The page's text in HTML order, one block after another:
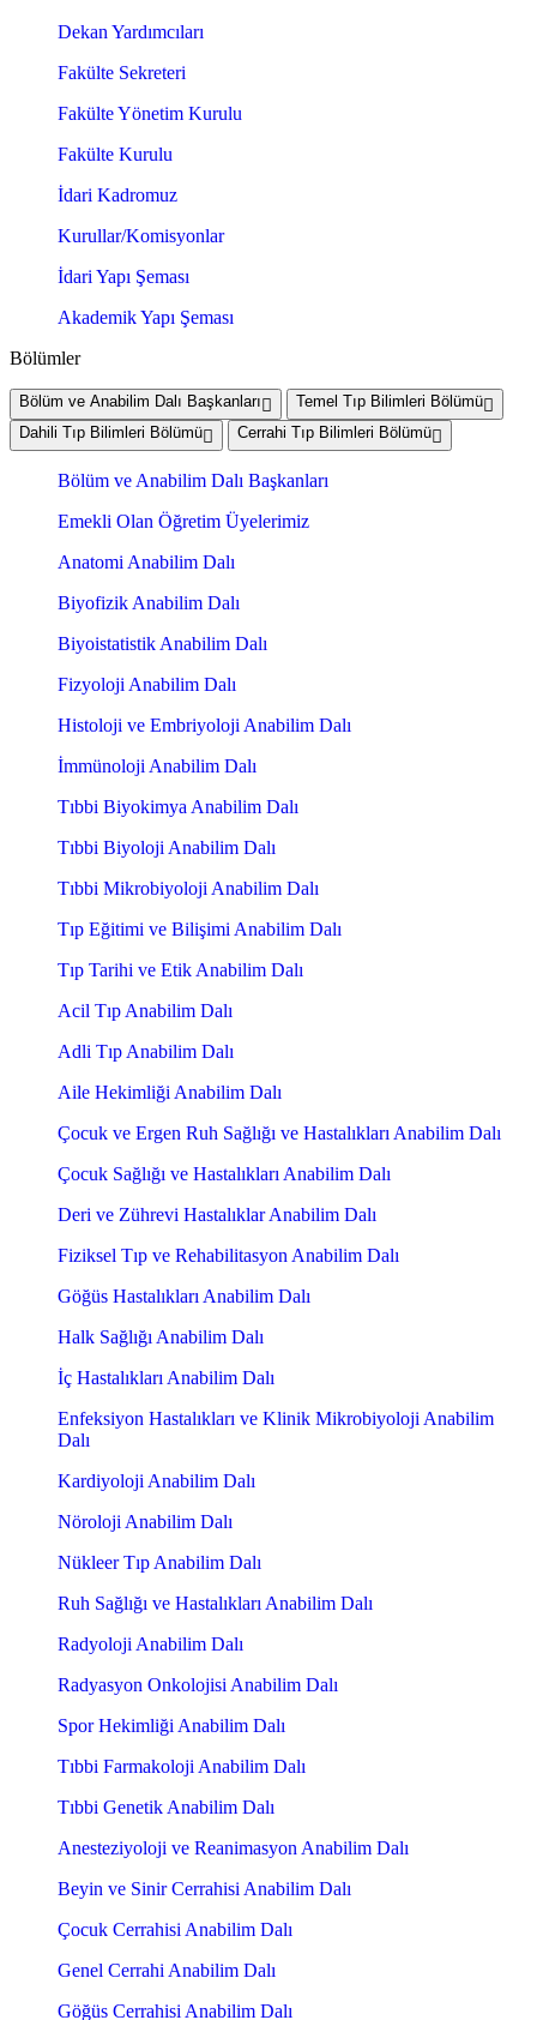
Dekan Yardımcıları
Fakülte Sekreteri
Fakülte Yönetim Kurulu
Fakülte Kurulu
İdari Kadromuz
Kurullar/Komisyonlar
İdari Yapı Şeması
Akademik Yapı Şeması
Bölümler
Bölüm ve Anabilim Dalı Başkanları
Temel Tıp Bilimleri Bölümü
Dahili Tıp Bilimleri Bölümü
Cerrahi Tıp Bilimleri Bölümü
Bölüm ve Anabilim Dalı Başkanları
Emekli Olan Öğretim Üyelerimiz
Anatomi Anabilim Dalı
Biyofizik Anabilim Dalı
Biyoistatistik Anabilim Dalı
Fizyoloji Anabilim Dalı
Histoloji ve Embriyoloji Anabilim Dalı
İmmünoloji Anabilim Dalı
Tıbbi Biyokimya Anabilim Dalı
Tıbbi Biyoloji Anabilim Dalı
Tıbbi Mikrobiyoloji Anabilim Dalı
Tıp Eğitimi ve Bilişimi Anabilim Dalı
Tıp Tarihi ve Etik Anabilim Dalı
Acil Tıp Anabilim Dalı
Adli Tıp Anabilim Dalı
Aile Hekimliği Anabilim Dalı
Çocuk ve Ergen Ruh Sağlığı ve Hastalıkları Anabilim Dalı
Çocuk Sağlığı ve Hastalıkları Anabilim Dalı
Deri ve Zührevi Hastalıklar Anabilim Dalı
Fiziksel Tıp ve Rehabilitasyon Anabilim Dalı
Göğüs Hastalıkları Anabilim Dalı
Halk Sağlığı Anabilim Dalı
İç Hastalıkları Anabilim Dalı
Enfeksiyon Hastalıkları ve Klinik Mikrobiyoloji Anabilim
Dalı
Kardiyoloji Anabilim Dalı
Nöroloji Anabilim Dalı
Nükleer Tıp Anabilim Dalı
Ruh Sağlığı ve Hastalıkları Anabilim Dalı
Radyoloji Anabilim Dalı
Radyasyon Onkolojisi Anabilim Dalı
Spor Hekimliği Anabilim Dalı
Tıbbi Farmakoloji Anabilim Dalı
Tıbbi Genetik Anabilim Dalı
Anesteziyoloji ve Reanimasyon Anabilim Dalı
Beyin ve Sinir Cerrahisi Anabilim Dalı
Çocuk Cerrahisi Anabilim Dalı
Genel Cerrahi Anabilim Dalı
Göğüs Cerrahisi Anabilim Dalı